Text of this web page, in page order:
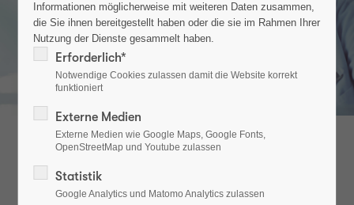
Informationen möglicherweise mit weiteren Daten zusammen,
die Sie ihnen bereitgestellt haben oder die sie im Rahmen Ihrer
Nutzung der Dienste gesammelt haben.
Erforderlich*
Notwendige Cookies zulassen damit die Website korrekt
funktioniert
Externe Medien
Externe Medien wie Google Maps, Google Fonts,
OpenStreetMap und Youtube zulassen
Statistik
Google Analytics und Matomo Analytics zulassen